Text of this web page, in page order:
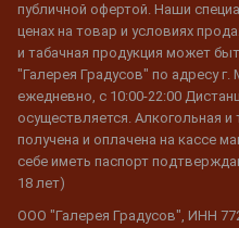
публичной офертой. Наши
ценах на товар и условиях
и табачная продукция может
"Галерея Градусов" по адресу
ежедневно, с 10:00-22:00
осуществляется. Алкогольная
получена и оплачена на кассе
себе иметь паспорт
18 лет)
ООО "Галерея Градусов", ИНН